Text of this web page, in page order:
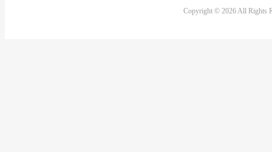
Copyright © 2026 All Rights